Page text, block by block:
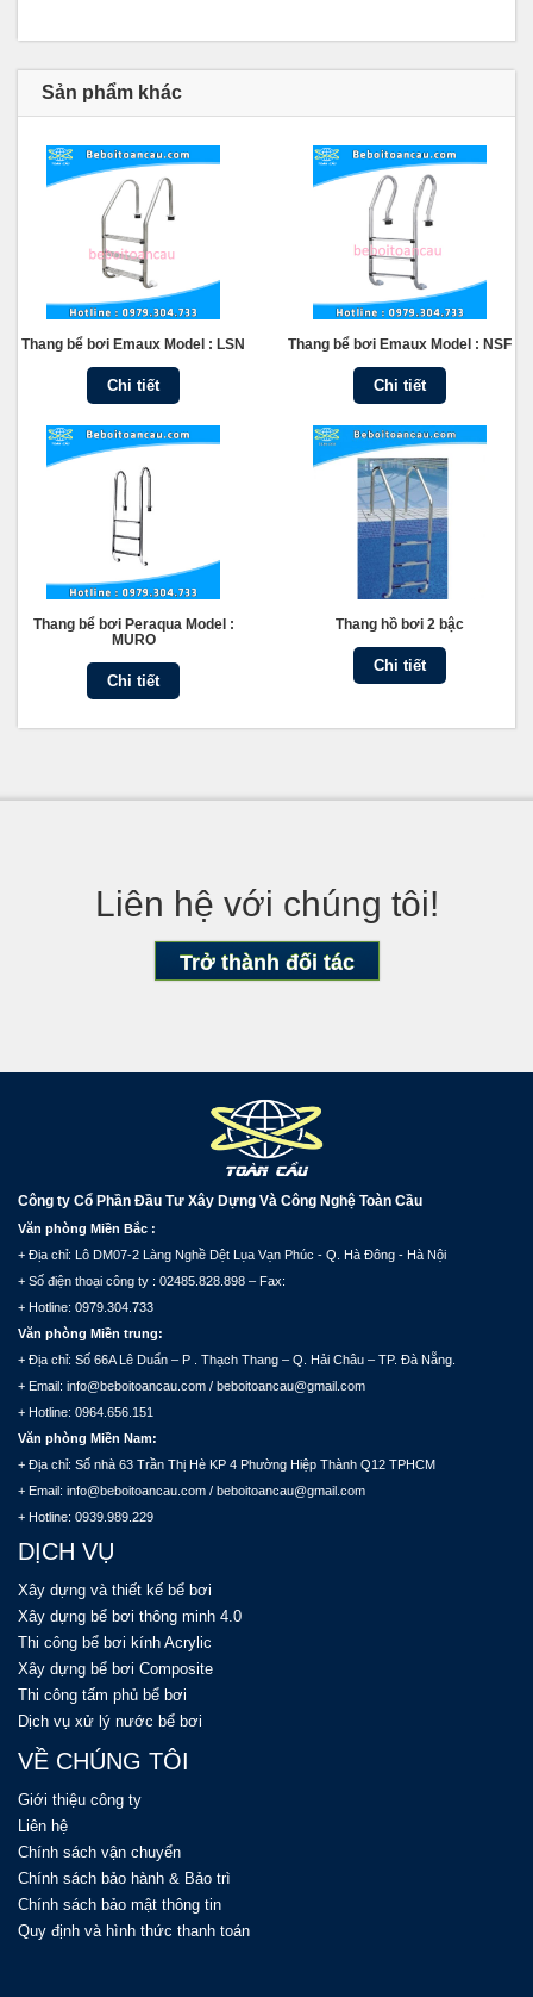
Sản phẩm khác
Thang bể bơi Emaux Model : LSN
Chi tiết
Thang bể bơi Emaux Model : NSF
Chi tiết
Thang bể bơi Peraqua Model :
MURO
Chi tiết
Thang hồ bơi 2 bậc
Chi tiết
Liên hệ với chúng tôi!
Trở thành đối tác
Công ty Cổ Phần Đầu Tư Xây Dựng Và Công Nghệ Toàn Cầu
Văn phòng Miền Bắc :
+ Địa chỉ: Lô DM07-2 Làng Nghề Dệt Lụa Vạn Phúc - Q. Hà Đông - Hà Nội
+ Số điện thoại công ty : 02485.828.898 – Fax:
+ Hotline: 0979.304.733
Văn phòng Miền trung:
+ Địa chỉ: Số 66A Lê Duẩn – P . Thạch Thang – Q. Hải Châu – TP. Đà Nẵng.
+ Email: info@beboitoancau.com / beboitoancau@gmail.com
+ Hotline: 0964.656.151
Văn phòng Miền Nam:
+ Địa chỉ: Số nhà 63 Trần Thị Hè KP 4 Phường Hiệp Thành Q12 TPHCM
+ Email: info@beboitoancau.com / beboitoancau@gmail.com
+ Hotline: 0939.989.229
DỊCH VỤ
Xây dựng và thiết kế bể bơi
Xây dựng bể bơi thông minh 4.0
Thi công bể bơi kính Acrylic
Xây dựng bể bơi Composite
Thi công tấm phủ bể bơi
Dịch vụ xử lý nước bể bơi
VỀ CHÚNG TÔI
Giới thiệu công ty
Liên hệ
Chính sách vận chuyển
Chính sách bảo hành & Bảo trì
Chính sách bảo mật thông tin
Quy định và hình thức thanh toán